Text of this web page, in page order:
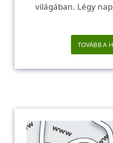
világában. Légy
TOVÁBB A